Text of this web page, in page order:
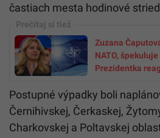
častiach mesta hodinové
Zuzana
NATO,
Prezidentka
Postupné výpadky boli
Černihivskej, Čerkaskej,
Charkovskej a Poltavskej